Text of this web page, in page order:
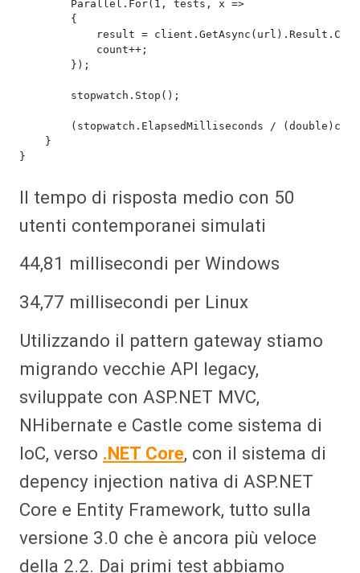
        Parallel.For(1, tests, x =>
        {
result =
            count++;
        });
        stopwatch.Stop();
(stopwatch.ElapsedMilliseconds /
    }
Il tempo di risposta medio con 50
utenti contemporanei simulati
44,81 millisecondi per Windows
34,77 millisecondi per Linux
Utilizzando il pattern gateway stiamo
migrando vecchie API legacy,
sviluppate con ASP.NET MVC,
NHibernate e Castle come sistema di
IoC, verso .NET Core, con il sistema di
depency injection nativa di ASP.NET
Core e Entity Framework, tutto sulla
versione 3.0 che è ancora più veloce
della 2.2. Dai primi test abbiamo